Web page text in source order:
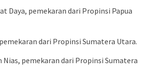
Daya, pemekaran dari Propinsi Papua
dari Propinsi Sumatera Utara.
Nias, pemekaran dari Propinsi Sumatera